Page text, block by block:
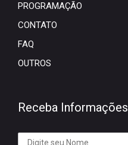
PROGRAMAÇÃO
CONTATO
FAQ
OUTROS
Receba Informações